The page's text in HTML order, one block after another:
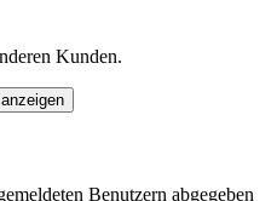
Kunden.
Benutzern abgegeben